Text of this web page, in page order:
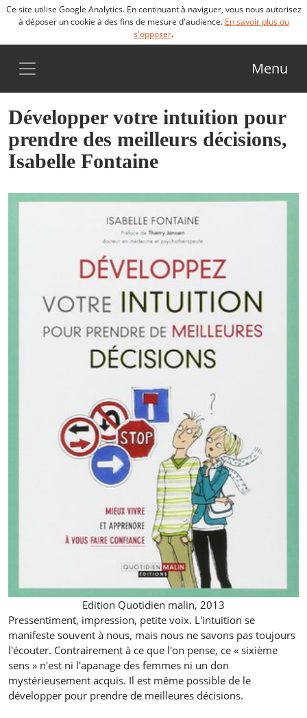
Ce site utilise Google Analytics. En continuant à naviguer, vous nous autorisez
à déposer un cookie à des fins de mesure d'audience. En savoir plus ou
s'opposer.
Menu
Développer votre intuition pour
prendre des meilleurs décisions,
Isabelle Fontaine
Edition Quotidien malin, 2013
Pressentiment, impression, petite voix. L'intuition se
manifeste souvent à nous, mais nous ne savons pas toujours
l'écouter. Contrairement à ce que l'on pense, ce « sixième
sens » n'est ni l'apanage des femmes ni un don
mystérieusement acquis. Il est même possible de le
développer pour prendre de meilleures décisions.